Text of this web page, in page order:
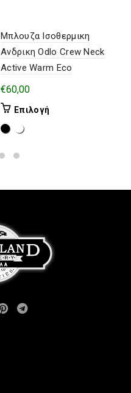
Μπλουζα Ισοθερμικη
Ανδρικη Odlo Crew Neck
Active Warm Eco
€60,00
Επιλογή
Οι
επιλεγούν
στη